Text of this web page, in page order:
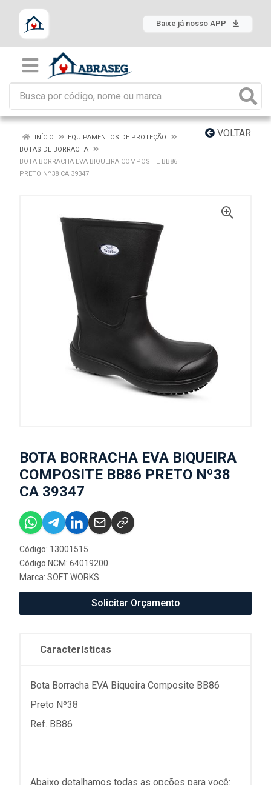
Baixe já nosso APP
VOLTAR
INÍCIO
EQUIPAMENTOS DE PROTEÇÃO
BOTAS DE BORRACHA
BOTA BORRACHA EVA BIQUEIRA COMPOSITE BB86
PRETO Nº38 CA 39347
BOTA BORRACHA EVA BIQUEIRA
COMPOSITE BB86 PRETO Nº38
CA 39347
Código: 13001515
Código NCM: 64019200
Marca: SOFT WORKS
Solicitar Orçamento
Características
Bota Borracha EVA Biqueira Composite BB86
Preto Nº38
Ref. BB86
Abaixo detalhamos todas as opções para você: